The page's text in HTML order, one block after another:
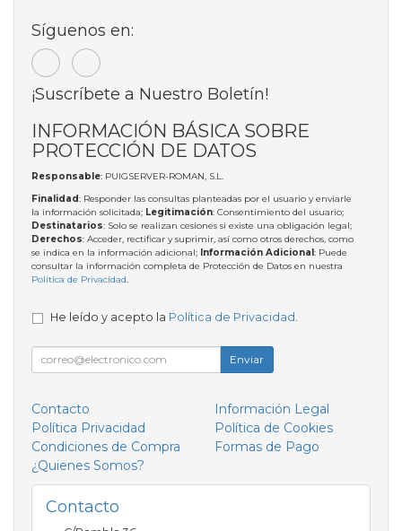
Síguenos en:
¡Suscríbete a Nuestro Boletín!
INFORMACIÓN BÁSICA SOBRE
PROTECCIÓN DE DATOS
Responsable: PUIGSERVER-ROMAN, S.L.
Finalidad: Responder las consultas planteadas por el usuario y enviarle
la información solicitada; Legitimación: Consentimiento del usuario;
Destinatarios: Solo se realizan cesiones si existe una obligación legal;
Derechos: Acceder, rectificar y suprimir, así como otros derechos, como
se indica en la información adicional; Información Adicional: Puede
consultar la información completa de Protección de Datos en nuestra
Política de Privacidad.
He leído y acepto la Política de Privacidad
Enviar
Contacto
Información Legal
Política Privacidad
Política de Cookies
Condiciones de Compra
Formas de Pago
¿Quienes Somos?
Contacto